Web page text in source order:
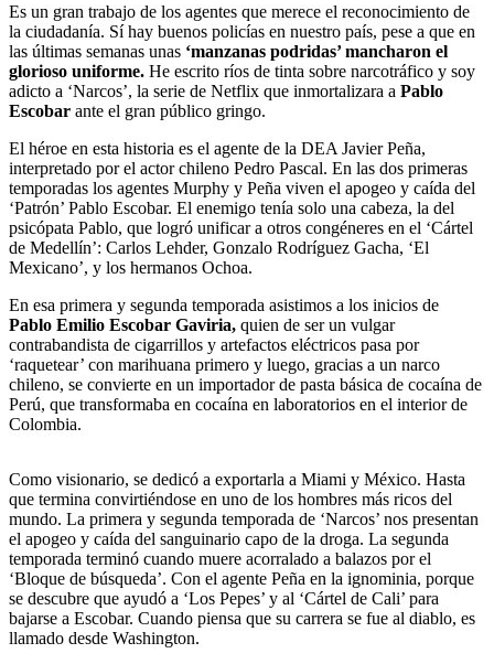
Es un gran trabajo de los agentes que merece el reconocimiento de
la ciudadanía. Sí hay buenos policías en nuestro país, pese a que en
las últimas semanas unas ‘manzanas podridas’ mancharon el
glorioso uniforme. He escrito ríos de tinta sobre narcotráfico y soy
adicto a ‘Narcos’, la serie de Netflix que inmortalizara a Pablo
Escobar ante el gran público gringo.
El héroe en esta historia es el agente de la DEA Javier Peña,
interpretado por el actor chileno Pedro Pascal. En las dos primeras
temporadas los agentes Murphy y Peña viven el apogeo y caída del
‘Patrón’ Pablo Escobar. El enemigo tenía solo una cabeza, la del
psicópata Pablo, que logró unificar a otros congéneres en el ‘Cártel
de Medellín’: Carlos Lehder, Gonzalo Rodríguez Gacha, ‘El
Mexicano’, y los hermanos Ochoa.
En esa primera y segunda temporada asistimos a los inicios de
Pablo Emilio Escobar Gaviria, quien de ser un vulgar
contrabandista de cigarrillos y artefactos eléctricos pasa por
‘raquetear’ con marihuana primero y luego, gracias a un narco
chileno, se convierte en un importador de pasta básica de cocaína de
Perú, que transformaba en cocaína en laboratorios en el interior de
Colombia.
Como visionario, se dedicó a exportarla a Miami y México. Hasta
que termina convirtiéndose en uno de los hombres más ricos del
mundo. La primera y segunda temporada de ‘Narcos’ nos presentan
el apogeo y caída del sanguinario capo de la droga. La segunda
temporada terminó cuando muere acorralado a balazos por el
‘Bloque de búsqueda’. Con el agente Peña en la ignominia, porque
se descubre que ayudó a ‘Los Pepes’ y al ‘Cártel de Cali’ para
bajarse a Escobar. Cuando piensa que su carrera se fue al diablo, es
llamado desde Washington.